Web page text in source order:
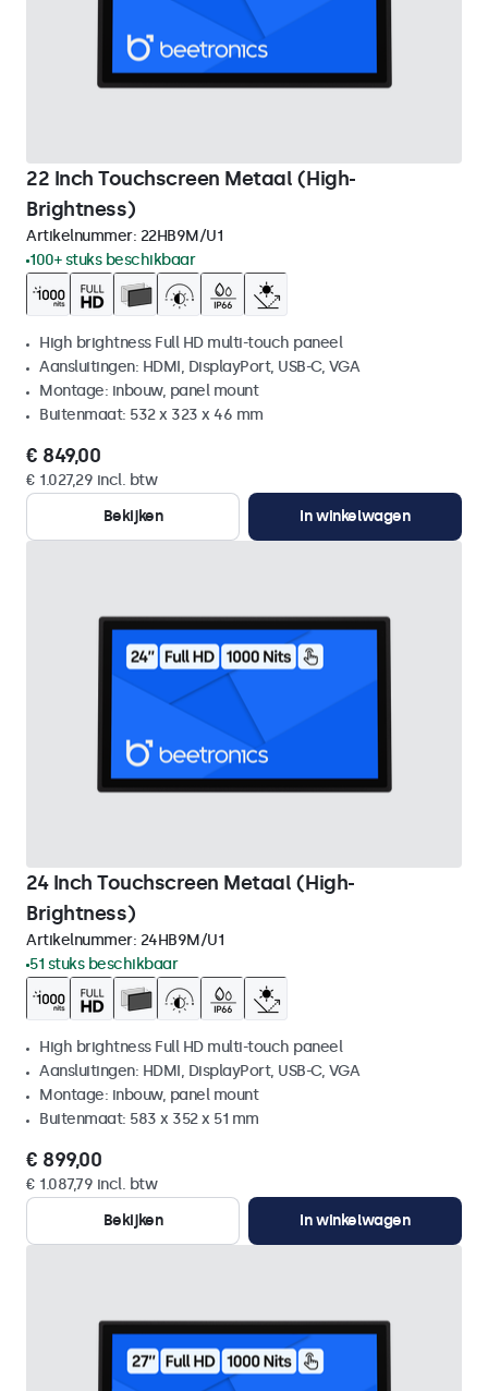
22 Inch Touchscreen Metaal (High-
Brightness)
Artikelnummer: 22HB9M/U1
100+ stuks beschikbaar
High brightness Full HD multi-touch paneel
Aansluitingen: HDMI, DisplayPort, USB-C, VGA
Montage: inbouw, panel mount
Buitenmaat: 532 x 323 x 46 mm
€ 849,00
€ 1.027,29 incl. btw
Bekijken
In winkelwagen
24 Inch Touchscreen Metaal (High-
Brightness)
Artikelnummer: 24HB9M/U1
51 stuks beschikbaar
High brightness Full HD multi-touch paneel
Aansluitingen: HDMI, DisplayPort, USB-C, VGA
Montage: inbouw, panel mount
Buitenmaat: 583 x 352 x 51 mm
€ 899,00
€ 1.087,79 incl. btw
Bekijken
In winkelwagen